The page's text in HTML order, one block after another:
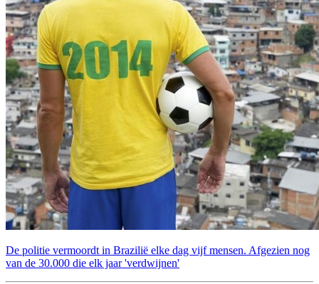
De politie vermoordt in Brazilië elke dag vijf mensen. Afgezien nog
van de 30.000 die elk jaar 'verdwijnen'